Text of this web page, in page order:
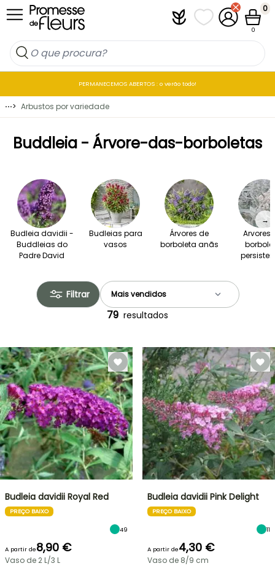
Ir para o Conteúdo PlantfitAs minhas listas
A minha
0
0
PERMANECEMOS ABERTOS : o verão todo!
⋯> Arbustos por variedade
Buddleia - Árvore-das-borboletas
Budleia davidii -
Buddleias do
Padre David
Budleias para
vasos
Árvores de
borboleta anãs
Arvores
→
Filtrar
79 resultados
Budleia davidii Royal Red
PREÇO BAIXO
49
A partir de8,90 €
Vaso de 2 L/3 L
Budleia davidii Pink Delight
PREÇO BAIXO
11
A partir de4,30 €
Vaso de 8/9 cm